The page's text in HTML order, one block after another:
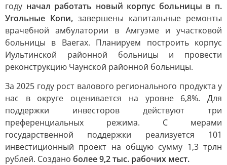
году начал работать новый корпус больницы в п.
Угольные Копи, завершены капитальные ремонты
врачебной амбулатории в Амгуэме и участковой
больницы в Ваегах. Планируем построить корпус
Иультинской районной больницы и провести
реконструкцию Чаунской районной больницы.
За 2025 году рост валового регионального продукта у
нас в округе оценивается на уровне 6,8%. Для
поддержки инвесторов действуют три
преференциальных режима. С мерами
государственной поддержки реализуется 101
инвестиционный проект на общую сумму 1,3 трлн
рублей. Создано более 9,2 тыс. рабочих мест.